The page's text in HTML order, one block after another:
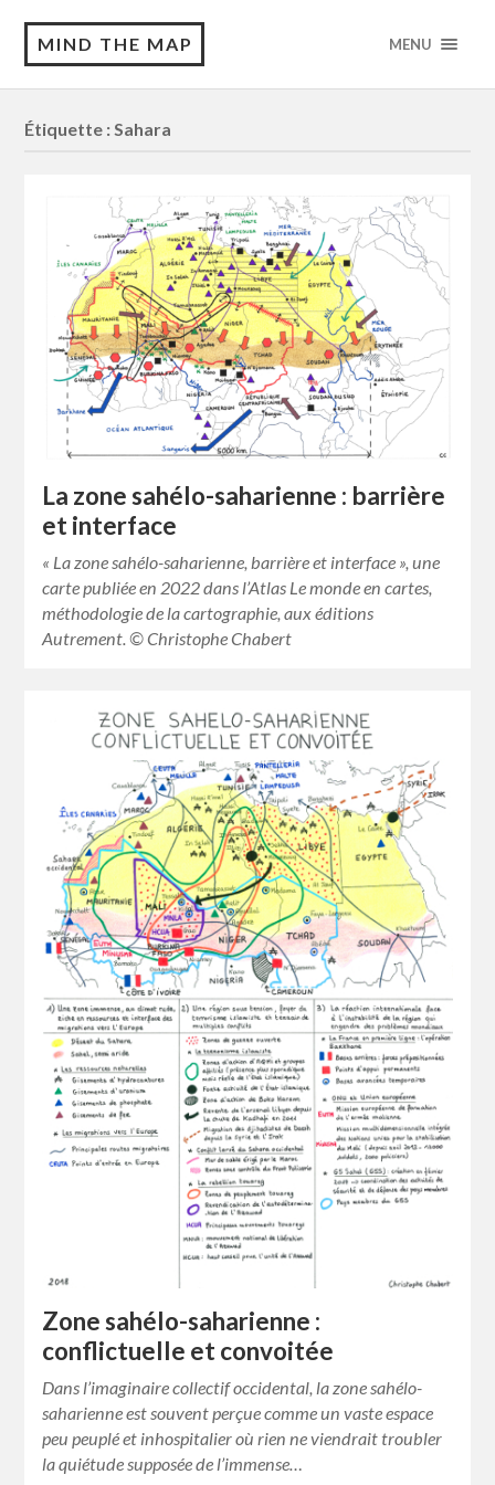
MIND THE MAP MENU
Étiquette :Sahara
La zone sahélo-saharienne : barrière
et interface
« La zone sahélo-saharienne, barrière et interface », une
carte publiée en 2022 dans l’Atlas Le monde en cartes,
méthodologie de la cartographie, aux éditions
Autrement. © Christophe Chabert
Zone sahélo-saharienne :
conflictuelle et convoitée
Dans l’imaginaire collectif occidental, la zone sahélo-
saharienne est souvent perçue comme un vaste espace
peu peuplé et inhospitalier où rien ne viendrait troubler
la quiétude supposée de l’immense…